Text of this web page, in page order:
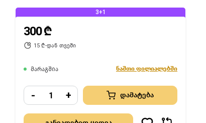
300 ₾
15 ₾-დან თვეში
მარაგშია ნაშთი ფილიალებში
- + დამატება
3+1